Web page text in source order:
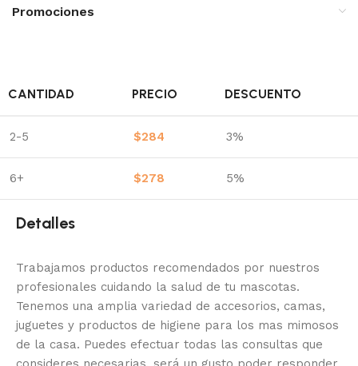
Promociones
CANTIDAD PRECIO DESCUENTO
2-5 $284 3%
6+ $278 5%
Detalles
Trabajamos productos recomendados por nuestros
profesionales cuidando la salud de tu mascotas.
Tenemos una amplia variedad de accesorios, camas,
juguetes y productos de higiene para los mas mimosos
de la casa. Puedes efectuar todas las consultas que